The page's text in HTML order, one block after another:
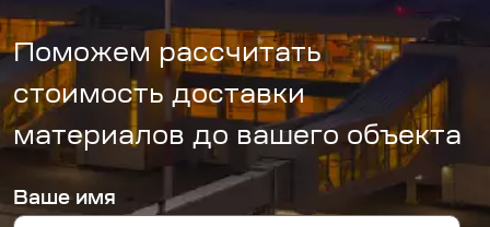
Поможем рассчитать
стоимость доставки
материалов до вашего объекта
Ваше имя